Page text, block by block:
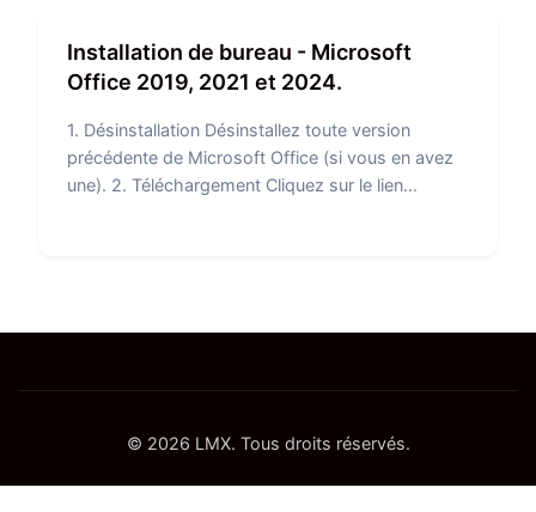
Installation de bureau - Microsoft
Office 2019, 2021 et 2024.
1. Désinstallation Désinstallez toute version
précédente de Microsoft Office (si vous en avez
une). 2. Téléchargement Cliquez sur le lien…
© 2026 LMX. Tous droits réservés.